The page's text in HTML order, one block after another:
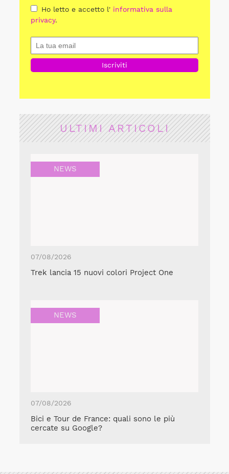
Ho letto e accetto l' informativa sulla
privacy.
ULTIMI ARTICOLI
NEWS
07/08/2026
Trek lancia 15 nuovi colori Project One
NEWS
07/08/2026
Bici e Tour de France: quali sono le più
cercate su Google?